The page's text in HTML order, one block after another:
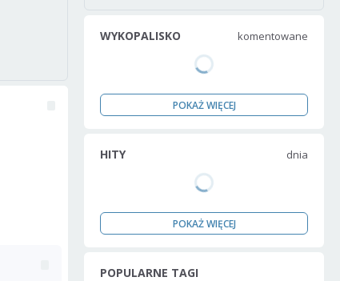
WYKOPALISKO komentowane
POKAŻ WIĘCEJ
HITY dnia
POKAŻ WIĘCEJ
POPULARNE TAGI